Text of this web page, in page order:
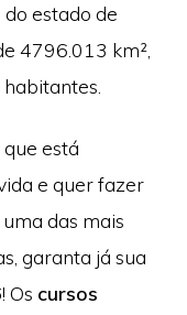
estado de
4796.013 km²,
está
e quer fazer
das mais
garanta já sua
! Os cursos